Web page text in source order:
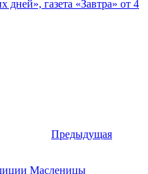
газета «Завтра» от 4
Предыдущая
Масленицы